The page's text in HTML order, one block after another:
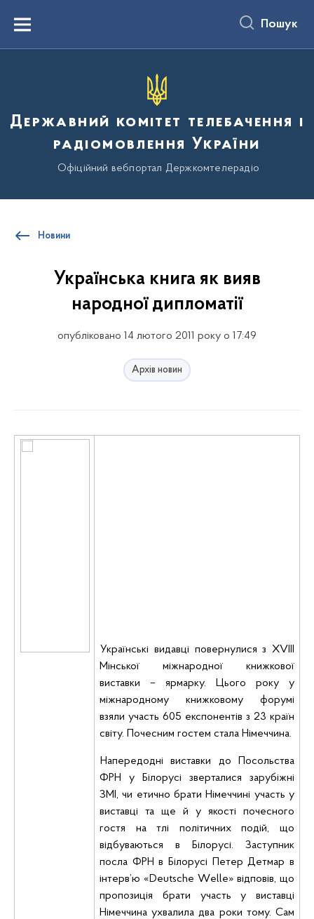
вмістуMenu Пошук
Державний комітет телебачення і
радіомовлення України
Офіційний вебпортал Держкомтелерадіо
Новини
Українська книга як вияв
народної дипломатії
опубліковано 14 лютого 2011 року о 17:49
Архів новин
Українські видавці повернулися з XVIIІ
Мінської міжнародної книжкової
виставки – ярмарку. Цього року у
міжнародному книжковому форумі
взяли участь 605 експонентів з 23 країн
світу. Почесним гостем стала Німеччина.
Напередодні виставки до Посольства
ФРН у Білорусі зверталися зарубіжні
ЗМІ, чи етично брати Німеччині участь у
виставці та ще й у якості почесного
гостя на тлі політичних подій, що
відбуваються в Білорусі. Заступник
посла ФРН в Білорусі ПетерДетмар в
інтерв’ю «Deutsche Welle» відповів, що
пропозиція брати участь у виставці
Німеччина ухвалила два роки тому. Сам